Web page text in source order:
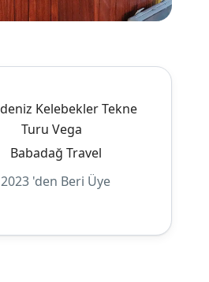
Babadağ Travel
2023 'den Beri Üye